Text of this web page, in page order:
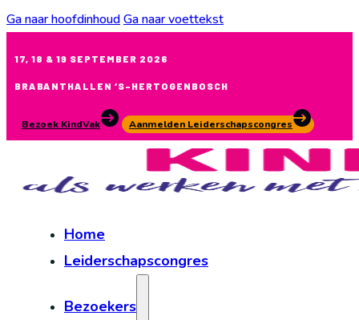
Ga naar hoofdinhoudGa naar voettekst
17, 18 & 19 SEPTEMBER 2026
BRABANTHALLEN ‘S-HERTOGENBOSCH
Bezoek KindVak Aanmelden Leiderschapscongres
Home
Leiderschapscongres
Bezoekers